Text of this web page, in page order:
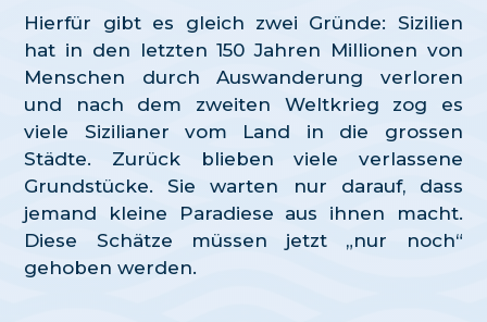
Hierfür gibt es gleich zwei Gründe: Sizilien
hat in den letzten 150 Jahren Millionen von
Menschen durch Auswanderung verloren
und nach dem zweiten Weltkrieg zog es
viele Sizilianer vom Land in die grossen
Städte. Zurück blieben viele verlassene
Grundstücke. Sie warten nur darauf, dass
jemand kleine Paradiese aus ihnen macht.
Diese Schätze müssen jetzt „nur noch“
gehoben werden.